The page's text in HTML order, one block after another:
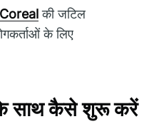
की जटिल
के लिए
साथ कैसे शुरू करें